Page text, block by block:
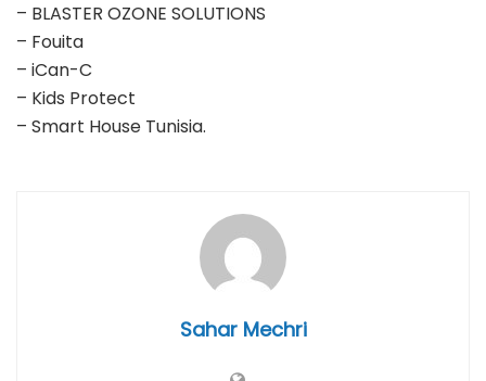
– BLASTER OZONE SOLUTIONS
– Fouita
– iCan-C
– Kids Protect
– Smart House Tunisia.
Sahar Mechri